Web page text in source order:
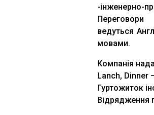
-інженерно-
ведуться
мовами.
Компанія
Lanch, Dinner
Гуртожиток
Відрядження